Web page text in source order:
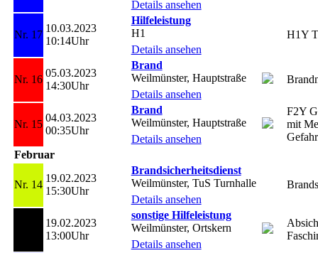
Details ansehen
Nr. 17
10.03.2023
10:14Uhr
Hilfeleistung
H1
Details ansehen
H1Y
Nr. 16
05.03.2023
14:30Uhr
Brand
Weilmünster, Hauptstraße
Details ansehen
Nr. 15
04.03.2023
00:35Uhr
Brand
Weilmünster, Hauptstraße
Details ansehen
F2Y
mit
Gefahr
Februar
Nr. 14
19.02.2023
15:30Uhr
Brandsicherheitsdienst
Weilmünster, TuS Turnhalle
Details ansehen
19.02.2023
13:00Uhr
sonstige Hilfeleistung
Weilmünster, Ortskern
Details ansehen